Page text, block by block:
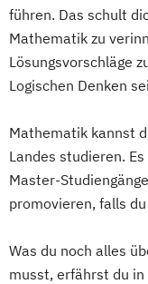
führen. Das schult
Mathematik zu
Lösungsvorschläge
Logischen Denken
Mathematik kannst
Landes studieren.
Master-
promovieren, falls
Was du noch alles
musst, erfährst du